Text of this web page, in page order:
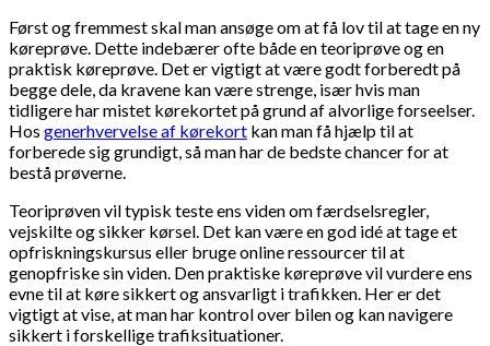
Først og fremmest skal man ansøge om at få lov til at tage en ny
køreprøve. Dette indebærer ofte både en teoriprøve og en
praktisk køreprøve. Det er vigtigt at være godt forberedt på
begge dele, da kravene kan være strenge, især hvis man
tidligere har mistet kørekortet på grund af alvorlige forseelser.
Hos generhvervelse af kørekort kan man få hjælp til at
forberede sig grundigt, så man har de bedste chancer for at
bestå prøverne.
Teoriprøven vil typisk teste ens viden om færdselsregler,
vejskilte og sikker kørsel. Det kan være en god idé at tage et
opfriskningskursus eller bruge online ressourcer til at
genopfriske sin viden. Den praktiske køreprøve vil vurdere ens
evne til at køre sikkert og ansvarligt i trafikken. Her er det
vigtigt at vise, at man har kontrol over bilen og kan navigere
sikkert i forskellige trafiksituationer.